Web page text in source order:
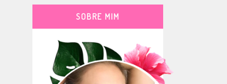
SOBRE MIM